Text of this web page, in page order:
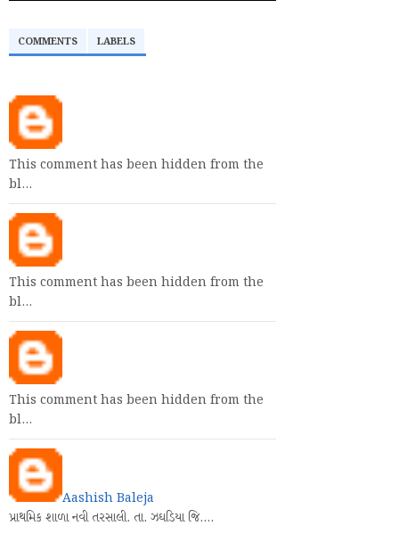
COMMENTS LABELS
This comment has been hidden from the
bl…
This comment has been hidden from the
bl…
This comment has been hidden from the
bl…
Aashish Baleja
પ્રાથમિક શાળા નવી તરસાલી. તા. ઝઘડિયા જિ.…